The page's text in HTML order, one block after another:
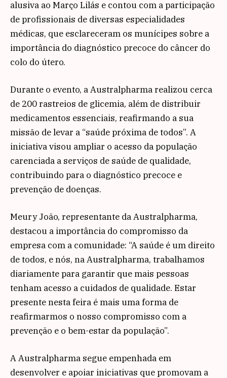
alusiva ao Março Lilás e contou com a participação
de profissionais de diversas especialidades
médicas, que esclareceram os munícipes sobre a
importância do diagnóstico precoce do câncer do
colo do útero.
Durante o evento, a Australpharma realizou cerca
de 200 rastreios de glicemia, além de distribuir
medicamentos essenciais, reafirmando a sua
missão de levar a “saúde próxima de todos”. A
iniciativa visou ampliar o acesso da população
carenciada a serviços de saúde de qualidade,
contribuindo para o diagnóstico precoce e
prevenção de doenças.
Meury João, representante da Australpharma,
destacou a importância do compromisso da
empresa com a comunidade: “A saúde é um direito
de todos, e nós, na Australpharma, trabalhamos
diariamente para garantir que mais pessoas
tenham acesso a cuidados de qualidade. Estar
presente nesta feira é mais uma forma de
reafirmarmos o nosso compromisso com a
prevenção e o bem-estar da população”.
A Australpharma segue empenhada em
desenvolver e apoiar iniciativas que promovam a